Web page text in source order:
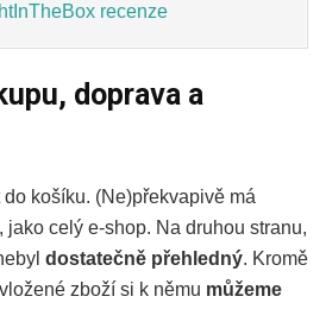
recenze
doprava a
košíku. (Ne)překvapivě má
celý e-shop. Na druhou stranu,
dostatečně přehledný. Kromě
zboží si k němu můžeme